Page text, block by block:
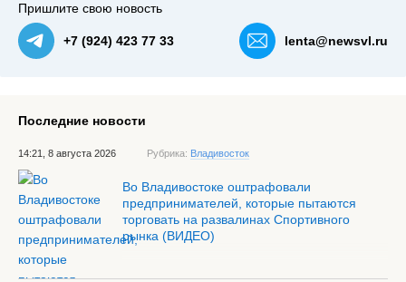
Пришлите свою новость
+7 (924) 423 77 33 lenta@newsvl.ru
Последние новости
14:21, 8 августа 2026 Рубрика: Владивосток
Во Владивостоке оштрафовали
предпринимателей, которые пытаются
торговать на развалинах Спортивного
рынка (ВИДЕО)